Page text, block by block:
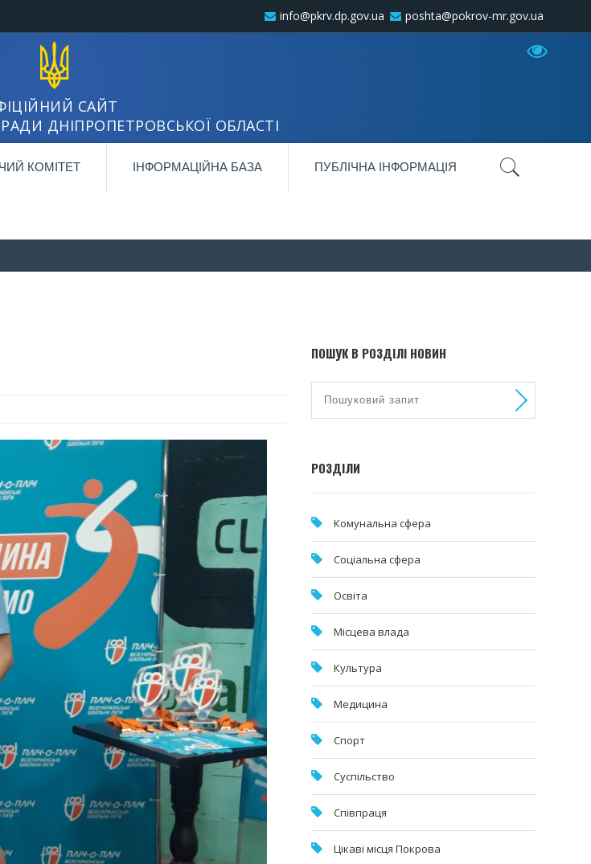
info@pkrv.dp.gov.ua poshta@pokrov-mr.gov.ua
САЙТ
ДНІПРОПЕТРОВСЬКОЇ ОБЛАСТІ
КОМІТЕТ ІНФОРМАЦІЙНА БАЗА ПУБЛІЧНА ІНФОРМАЦІЯ
ПОШУК В РОЗДІЛІ НОВИН
РОЗДІЛИ
Комунальна cфера
Соціальна сфера
Освіта
Місцева влада
Культура
Медицина
Спорт
Суспільство
Співпраця
Цікаві місця Покрова